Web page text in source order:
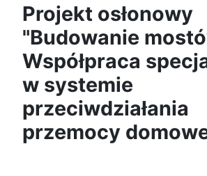
Projekt osłonowy
"Budowanie
Współpraca
w systemie
przeciwdziałania
przemocy